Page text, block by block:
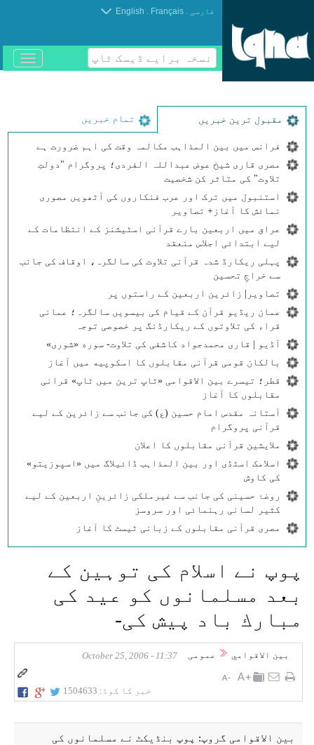
فارسی .
Français
.
English
نسخہ برایے ڈیسک ٹاپ
باز
و
مقبول ترین خبریں تمام خبریں
فرانس میں بین المذاہب مکالمہ وقت کی اہم ضرورت ہے
مصری قاری شیخ عوض عبداللہ الفردی؛ پروگرام "دولتِ
تلاوت" کی متاثر کن شخصیت
استنبول میں ترک اور عرب فنکاروں کی آٹھویں مصوری
نمائش کا آغاز+ تصاویر
عراق میں اربعین بارے قرآنی اسٹیشنز کے انتظامات کے
لیے ابتدائی اجلاس منعقد
پہلی ریکارڈ شدہ قرآنی تلاوت کی سالگرہ، اوقاف کی جانب
سے خراجِ تحسین
تصاویر| زائرین اربعین کے راستوں پر
عمان ریڈیو قرآن کے قیام کی بیسویں سالگرہ؛ عمانی
قراء کی تلاوتوں کے ریکارڈنگ پر خصوصی توجہ
آڈیو | قاری محمدجواد کاشفی کی تلاوت- سوره‌‌ «شوری»
بالکان قومی قرآنی مقابلوں کا اسکوپیه میں آغاز
قطر؛ تیسرے بین الاقوامی «ٹاپ ترین میں ٹاپ» قرانی
مقابلوں کا آغاز
آستانہ مقدس امام حسین (ع) کی جانب سے زائرین کے لیے
قرآنی پروگرام
ملایشین قرآنی مقابلوں کا اعلان
اسلامک اسٹڈی اور بین المذاہب ڈائیلاگ میں «اسپوزیتو»
کی کاوش
روضۂ حسینی کی جانب سے غیرملکی زائرینِ اربعین کے لیے
کثیر لسانی رہنمائی اور سروسز
مصری قرآنی مقابلوں کے زبانی ٹیسٹ کا آغاز
پوپ نے اسلام كی توہين كے
بعد مسلمانوں كو عيد كی
مبارك باد پيش كی-
بين الاقوامي عمومی 11:37 - October 25, 2006
خبر کا کوڈ: 1504633
بين الاقوامی گروپ: پوپ بنڈيكٹ نے مسلمانوں كی